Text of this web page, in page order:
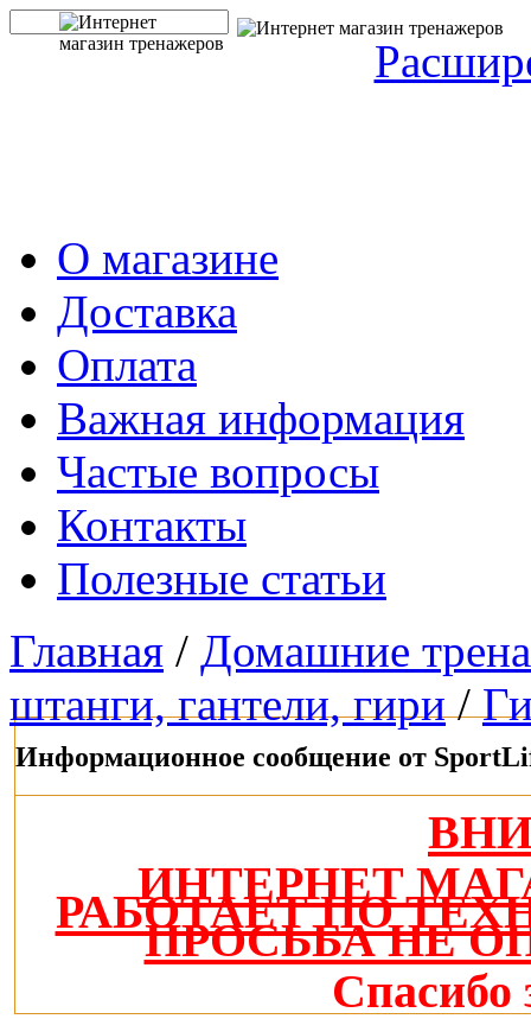
О магазине
Доставка
Оплата
Важная информация
Частые вопросы
Контакты
Полезные статьи
Главная / Домашние
штанги, гантели, гири/
Информационное сообщение от
ИНТЕРНЕТ
РАБОТАЕТ ПО
ПРОСЬБА НЕ
Спасибо